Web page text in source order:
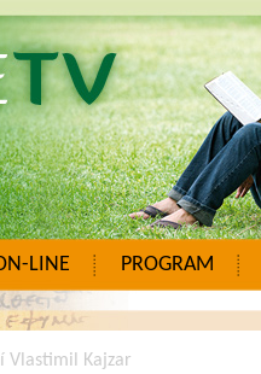
LINE PROGRAM
Vlastimil Kajzar